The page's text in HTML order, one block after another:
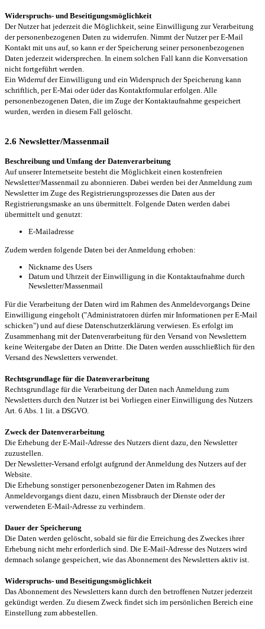
Widerspruchs- und Beseitigungsmöglichkeit
Der Nutzer hat jederzeit die Möglichkeit, seine Einwilligung zur Verarbeitung
der personenbezogenen Daten zu widerrufen. Nimmt der Nutzer per E-Mail
Kontakt mit uns auf, so kann er der Speicherung seiner personenbezogenen
Daten jederzeit widersprechen. In einem solchen Fall kann die Konversation
nicht fortgeführt werden.
Ein Widerruf der Einwilligung und ein Widerspruch der Speicherung kann
schriftlich, per E-Mai oder üder das Kontaktformular erfolgen. Alle
personenbezogenen Daten, die im Zuge der Kontaktaufnahme gespeichert
wurden, werden in diesem Fall gelöscht.
2.6 Newsletter/Massenmail
Beschreibung und Umfang der Datenverarbeitung
Auf unserer Internetseite besteht die Möglichkeit einen kostenfreien
Newsletter/Massenmail zu abonnieren. Dabei werden bei der Anmeldung zum
Newsletter im Zuge des Registrierungsprozesses die Daten aus der
Registrierungsmaske an uns übermittelt. Folgende Daten werden dabei
übermittelt und genutzt:
E-Mailadresse
Zudem werden folgende Daten bei der Anmeldung erhoben:
Nickname des Users
Datum und Uhrzeit der Einwilligung in die Kontaktaufnahme durch
Newsletter/Massenmail
Für die Verarbeitung der Daten wird im Rahmen des Anmeldevorgangs Deine
Einwilligung eingeholt ("Administratoren dürfen mir Informationen per E-Mail
schicken") und auf diese Datenschutzerklärung verwiesen. Es erfolgt im
Zusammenhang mit der Datenverarbeitung für den Versand von Newslettern
keine Weitergabe der Daten an Dritte. Die Daten werden ausschließlich für den
Versand des Newsletters verwendet.
Rechtsgrundlage für die Datenverarbeitung
Rechtsgrundlage für die Verarbeitung der Daten nach Anmeldung zum
Newsletters durch den Nutzer ist bei Vorliegen einer Einwilligung des Nutzers
Art. 6 Abs. 1 lit. a DSGVO.
Zweck der Datenverarbeitung
Die Erhebung der E-Mail-Adresse des Nutzers dient dazu, den Newsletter
zuzustellen.
Der Newsletter-Versand erfolgt aufgrund der Anmeldung des Nutzers auf der
Website.
Die Erhebung sonstiger personenbezogener Daten im Rahmen des
Anmeldevorgangs dient dazu, einen Missbrauch der Dienste oder der
verwendeten E-Mail-Adresse zu verhindern.
Dauer der Speicherung
Die Daten werden gelöscht, sobald sie für die Erreichung des Zweckes ihrer
Erhebung nicht mehr erforderlich sind. Die E-Mail-Adresse des Nutzers wird
demnach solange gespeichert, wie das Abonnement des Newsletters aktiv ist.
Widerspruchs- und Beseitigungsmöglichkeit
Das Abonnement des Newsletters kann durch den betroffenen Nutzer jederzeit
gekündigt werden. Zu diesem Zweck findet sich im persönlichen Bereich eine
Einstellung zum abbestellen.